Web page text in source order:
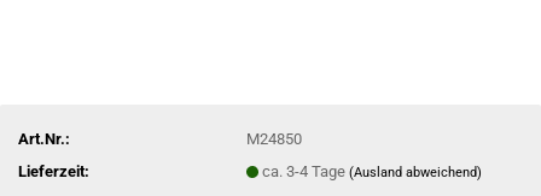
Art.Nr.:
M24850
Lieferzeit:
ca. 3-4 Tage(Ausland abweichend)